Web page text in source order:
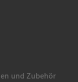
und Zubehör